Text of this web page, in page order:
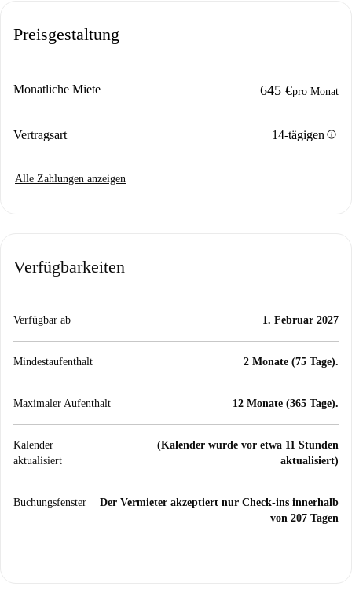
Preisgestaltung
Monatliche Miete 645 €pro Monat
Vertragsart 14-tägigen info
Alle Zahlungen anzeigen
Verfügbarkeiten
Verfügbar ab 1. Februar 2027
Mindestaufenthalt 2 Monate (75 Tage).
Maximaler Aufenthalt 12 Monate (365 Tage).
Kalender
aktualisiert
(Kalender wurde vor etwa 11 Stunden
aktualisiert)
Buchungsfenster
Der Vermieter akzeptiert nur Check-ins innerhalb
von 207 Tagen